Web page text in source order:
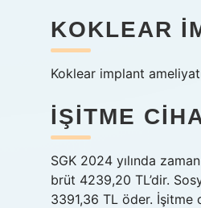
KOKLEAR
Koklear implant
İŞITME
SGK 2024 yılında
brüt 4239,20 TL’dir.
3391,36 TL öder. İşitme